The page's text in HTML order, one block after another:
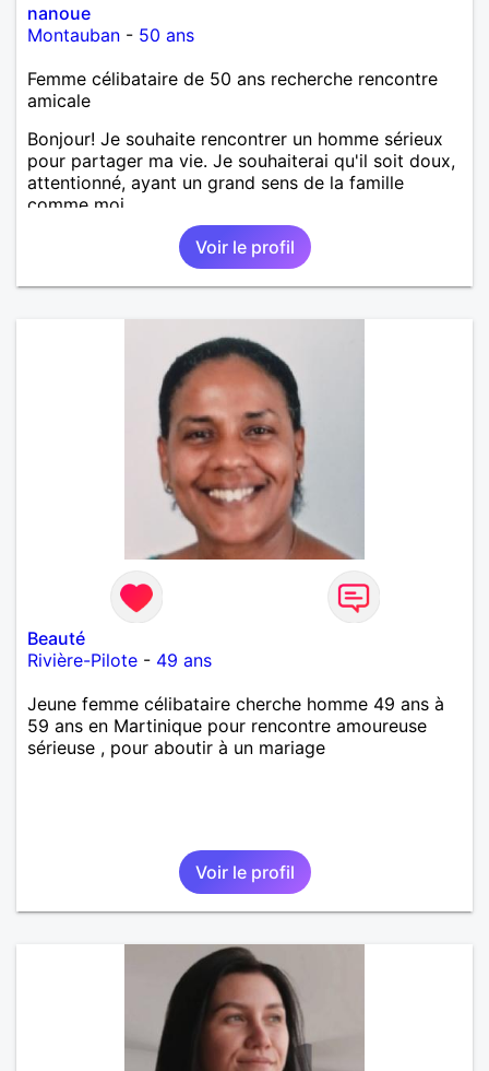
nanoue
Montauban - 50 ans
Femme célibataire de 50 ans recherche rencontre
amicale
Bonjour! Je souhaite rencontrer un homme sérieux
pour partager ma vie. Je souhaiterai qu'il soit doux,
attentionné, ayant un grand sens de la famille
comme moi.
Voir le profil
Beauté
Rivière-Pilote - 49 ans
Jeune femme célibataire cherche homme 49 ans à
59 ans en Martinique pour rencontre amoureuse
sérieuse , pour aboutir à un mariage
Voir le profil